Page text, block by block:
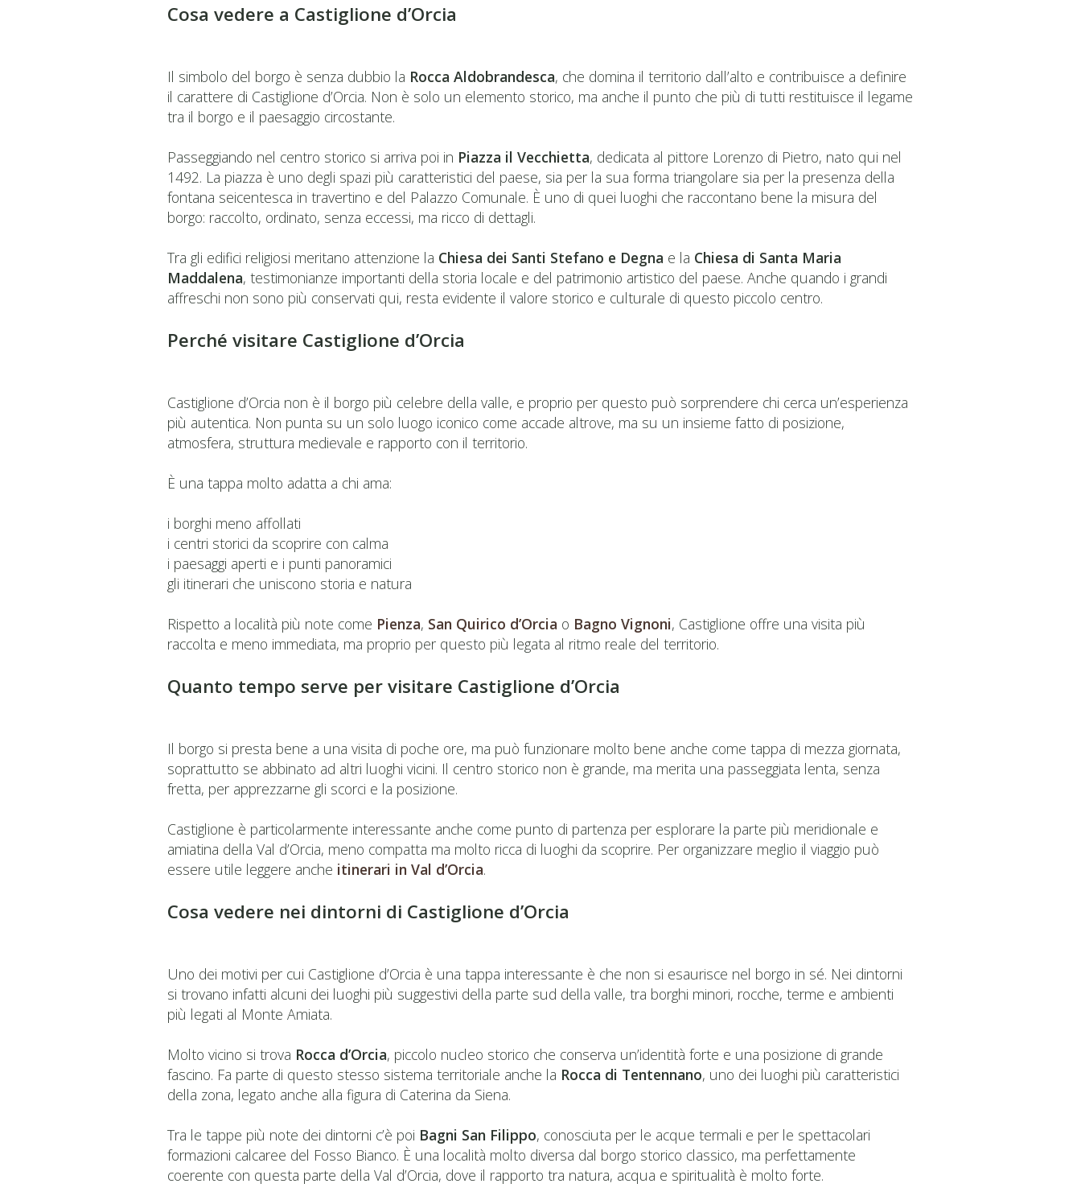
Cosa vedere a Castiglione d’Orcia
Il simbolo del borgo è senza dubbio la Rocca Aldobrandesca, che domina il territorio dall’alto e contribuisce a definire
il carattere di Castiglione d’Orcia. Non è solo un elemento storico, ma anche il punto che più di tutti restituisce il legame
tra il borgo e il paesaggio circostante.
Passeggiando nel centro storico si arriva poi in Piazza il Vecchietta, dedicata al pittore Lorenzo di Pietro, nato qui nel
1492. La piazza è uno degli spazi più caratteristici del paese, sia per la sua forma triangolare sia per la presenza della
fontana seicentesca in travertino e del Palazzo Comunale. È uno di quei luoghi che raccontano bene la misura del
borgo: raccolto, ordinato, senza eccessi, ma ricco di dettagli.
Tra gli edifici religiosi meritano attenzione la Chiesa dei Santi Stefano e Degna e la Chiesa di Santa Maria
Maddalena, testimonianze importanti della storia locale e del patrimonio artistico del paese. Anche quando i grandi
affreschi non sono più conservati qui, resta evidente il valore storico e culturale di questo piccolo centro.
Perché visitare Castiglione d’Orcia
Castiglione d’Orcia non è il borgo più celebre della valle, e proprio per questo può sorprendere chi cerca un’esperienza
più autentica. Non punta su un solo luogo iconico come accade altrove, ma su un insieme fatto di posizione,
atmosfera, struttura medievale e rapporto con il territorio.
È una tappa molto adatta a chi ama:
i borghi meno affollati
i centri storici da scoprire con calma
i paesaggi aperti e i punti panoramici
gli itinerari che uniscono storia e natura
Rispetto a località più note come Pienza, San Quirico d’Orcia o Bagno Vignoni, Castiglione offre una visita più
raccolta e meno immediata, ma proprio per questo più legata al ritmo reale del territorio.
Quanto tempo serve per visitare Castiglione d’Orcia
Il borgo si presta bene a una visita di poche ore, ma può funzionare molto bene anche come tappa di mezza giornata,
soprattutto se abbinato ad altri luoghi vicini. Il centro storico non è grande, ma merita una passeggiata lenta, senza
fretta, per apprezzarne gli scorci e la posizione.
Castiglione è particolarmente interessante anche come punto di partenza per esplorare la parte più meridionale e
amiatina della Val d’Orcia, meno compatta ma molto ricca di luoghi da scoprire. Per organizzare meglio il viaggio può
essere utile leggere anche itinerari in Val d’Orcia.
Cosa vedere nei dintorni di Castiglione d’Orcia
Uno dei motivi per cui Castiglione d’Orcia è una tappa interessante è che non si esaurisce nel borgo in sé. Nei dintorni
si trovano infatti alcuni dei luoghi più suggestivi della parte sud della valle, tra borghi minori, rocche, terme e ambienti
più legati al Monte Amiata.
Molto vicino si trova Rocca d’Orcia, piccolo nucleo storico che conserva un’identità forte e una posizione di grande
fascino. Fa parte di questo stesso sistema territoriale anche la Rocca di Tentennano, uno dei luoghi più caratteristici
della zona, legato anche alla figura di Caterina da Siena.
Tra le tappe più note dei dintorni c’è poi Bagni San Filippo, conosciuta per le acque termali e per le spettacolari
formazioni calcaree del Fosso Bianco. È una località molto diversa dal borgo storico classico, ma perfettamente
coerente con questa parte della Val d’Orcia, dove il rapporto tra natura, acqua e spiritualità è molto forte.